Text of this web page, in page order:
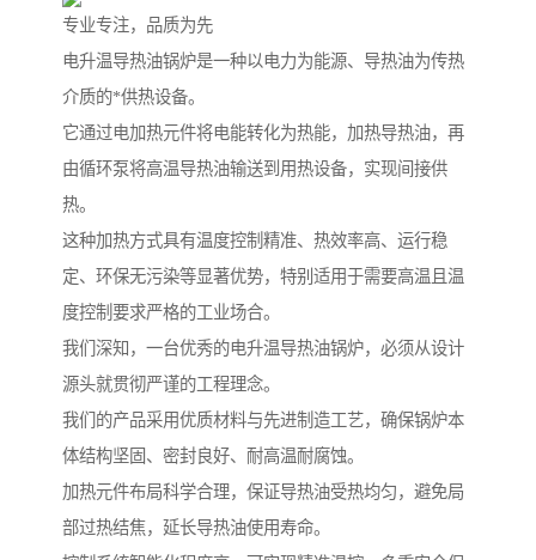
专业专注，品质为先
电升温导热油锅炉是一种以电力为能源、导热油为传热
介质的*供热设备。
它通过电加热元件将电能转化为热能，加热导热油，再
由循环泵将高温导热油输送到用热设备，实现间接供
热。
这种加热方式具有温度控制精准、热效率高、运行稳
定、环保无污染等显著优势，特别适用于需要高温且温
度控制要求严格的工业场合。
我们深知，一台优秀的电升温导热油锅炉，必须从设计
源头就贯彻严谨的工程理念。
我们的产品采用优质材料与先进制造工艺，确保锅炉本
体结构坚固、密封良好、耐高温耐腐蚀。
加热元件布局科学合理，保证导热油受热均匀，避免局
部过热结焦，延长导热油使用寿命。